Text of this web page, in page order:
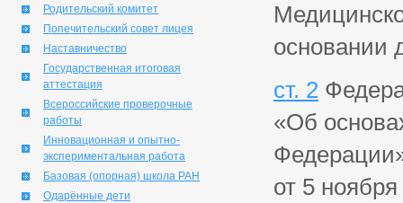
Родительский комитет
Попечительский совет лицея
Наставничество
Государственная итоговая
аттестация
Всероссийские проверочные
работы
Инновационная и опытно-
экспериментальная работа
Базовая (опорная) школа РАН
Одарённые дети
основании
ст. 2
«Об
от 5